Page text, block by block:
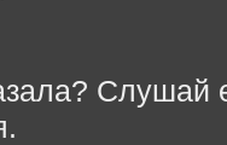
Слушай